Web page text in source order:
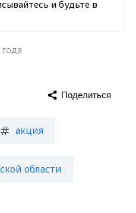
и будьте в
акция
области
Поделиться